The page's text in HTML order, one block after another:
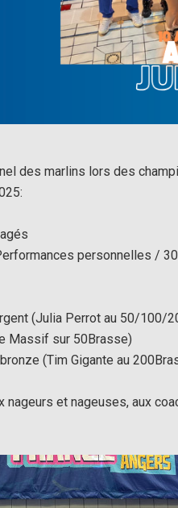
des marlins lors des
personnelles /
(Julia Perrot au 50/100/
Massif sur 50Brasse)
(Tim Gigante au
nageurs et nageuses, aux